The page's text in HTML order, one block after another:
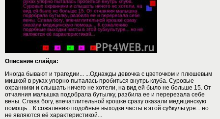
Описание слайда:
Иногда бывают и трагедии... ...Однажды девочка с цветочком и плюшевым
мишкой в руках упорно пыталась пробиться внутрь клуба. Суровые
охранники и слышать ничего не хотели, на вид ей было не больше 15. От
отчаяния малышка подобрала бутылку, разбила ее и перерезала себе
вены. Слава богу, впечатлительной крошке сразу оказали медицинскую
помощь... К сожалению подобные выходки часты в этой субкультуре... но
не являются её характеристикой...